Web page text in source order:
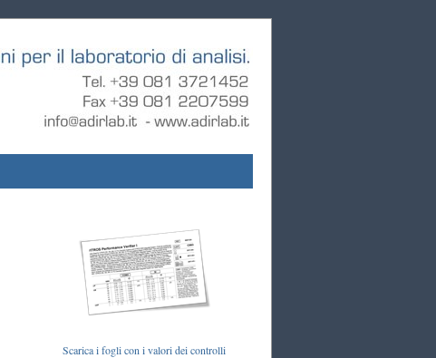
Scarica i fogli con i valori dei controlli